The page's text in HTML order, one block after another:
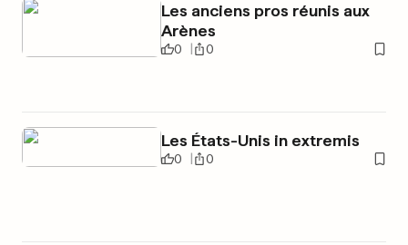
Les anciens pros réunis aux
Arènes
0 0
Les États-Unis in extremis
0 0